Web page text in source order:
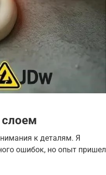
к деталям. Я
ошибок, но опыт пришел